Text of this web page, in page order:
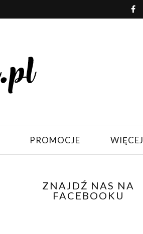
PROMOCJE WIĘCEJ
ZNAJDŹ NAS NA
FACEBOOKU